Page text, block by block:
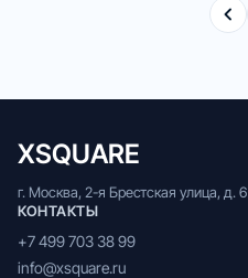
XSQUARE
г. Москва, 2-я Брестская улица, д. 6
КОНТАКТЫ
+7 499 703 38 99
info@xsquare.ru